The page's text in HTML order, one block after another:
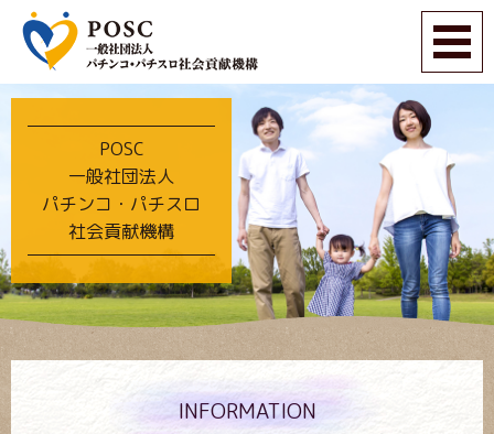
POSC
一般社団法人
パチンコ・パチスロ
社会貢献機構
INFORMATION